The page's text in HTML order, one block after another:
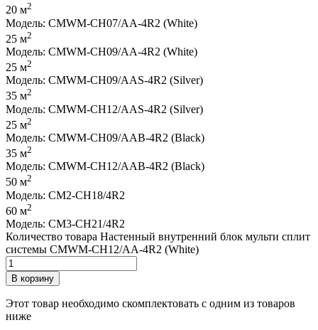
20 м2
Модель: CMWM-CH07/AA-4R2 (White)
25 м2
Модель: CMWM-CH09/AA-4R2 (White)
25 м2
Модель: CMWM-CH09/AAS-4R2 (Silver)
35 м2
Модель: CMWM-CH12/AAS-4R2 (Silver)
25 м2
Модель: CMWM-CH09/AAB-4R2 (Black)
35 м2
Модель: CMWM-CH12/AAB-4R2 (Black)
50 м2
Модель: CM2-CH18/4R2
60 м2
Модель: CM3-CH21/4R2
Количество товара Настенный внутренний блок мульти сплит
системы CMWM-CH12/AA-4R2 (White)
В корзину
Этот товар необходимо скомплектовать с одним из товаров
ниже